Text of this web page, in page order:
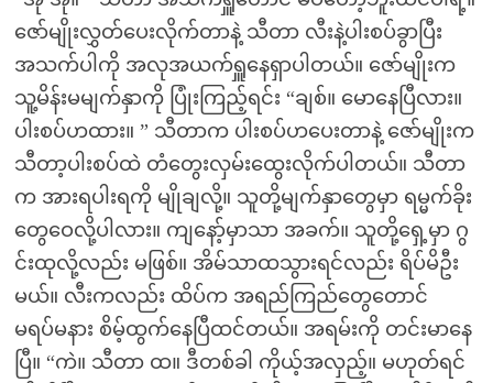
ဇော်မျိုးလွှတ်ပေးလိုက်တာနဲ့ သီတာ လီးနဲ့ပါးစပ်ခွာပြီး
အသက်ပါကို အလုအယက်ရှူနေရှာပါတယ်။ ဇော်မျိုးက
သူ့မိန်းမမျက်နှာကို ပြုံးကြည့်ရင်း “ချစ်။ မောနေပြီလား။
ပါးစပ်ဟထား။ ” သီတာက ပါးစပ်ဟပေးတာနဲ့ ဇော်မျိုးက
သီတာ့ပါးစပ်ထဲ တံတွေးလှမ်းထွေးလိုက်ပါတယ်။ သီတာ
က အားရပါးရကို မျိုချလို့။ သူတို့မျက်နှာတွေမှာ ရမ္မက်ခိုး
တွေဝေလို့ပါလား။ ကျနော့်မှာသာ အခက်။ သူတို့ရှေ့မှာ ဂွ
င်းထုလို့လည်း မဖြစ်။ အိမ်သာထသွားရင်လည်း ရိပ်မိဦး
မယ်။ လီးကလည်း ထိပ်က အရည်ကြည်တွေတောင်
မရပ်မနား စိမ့်ထွက်နေပြီထင်တယ်။ အရမ်းကို တင်းမာနေ
ပြီ။ “ကဲ။ သီတာ ထ။ ဒီတစ်ခါ ကိုယ့်အလှည့်။ မဟုတ်ရင်